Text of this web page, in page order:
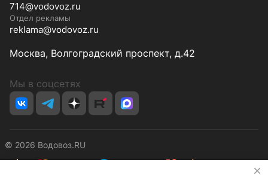
714@vodovoz.ru
Отдел рекламы
reklama@vodovoz.ru
Москва, Волгоградский проспект, д.42
Мы в соцсетях
© 2026 Водовоз.RU